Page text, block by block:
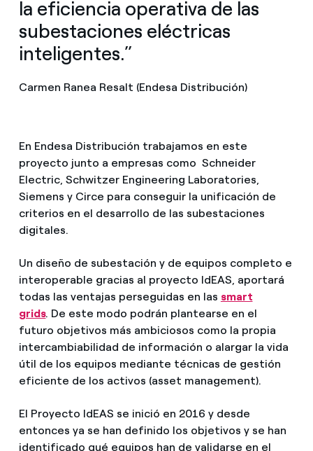
la eficiencia operativa de las
subestaciones eléctricas
inteligentes.”
Carmen Ranea Resalt (Endesa Distribución)
En Endesa Distribución trabajamos en este
proyecto junto a empresas como Schneider
Electric, Schwitzer Engineering Laboratories,
Siemens y Circe para conseguir la unificación de
criterios en el desarrollo de las subestaciones
digitales.
Un diseño de subestación y de equipos completo e
interoperable gracias al proyecto IdEAS, aportará
todas las ventajas perseguidas en las smart
grids. De este modo podrán plantearse en el
futuro objetivos más ambiciosos como la propia
intercambiabilidad de información o alargar la vida
útil de los equipos mediante técnicas de gestión
eficiente de los activos (asset management).
El Proyecto IdEAS se inició en 2016 y desde
entonces ya se han definido los objetivos y se han
identificado qué equipos han de validarse en el